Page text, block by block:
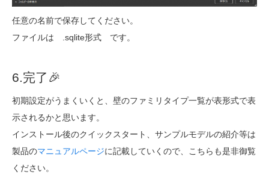
任意の名前で保存してください。
ファイルは .sqlite形式 です。
6.完了🎉
初期設定がうまくいくと、壁のファミリタイプ一覧が表形式で表
示されるかと思います。
インストール後のクイックスタート、サンプルモデルの紹介等は
製品のマニュアルページに記載していくので、こちらも是非御覧
ください。